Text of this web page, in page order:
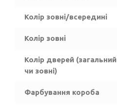
Колір зовні/всередині
Колір зовні
Колір дверей (загальний
чи зовні)
Фарбування короба